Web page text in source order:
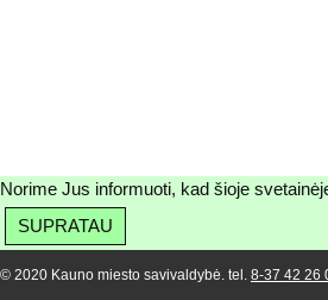
Norime Jus informuoti, kad šioje
SUPRATAU
© 2020 Kauno miesto savivaldybė. tel. 8-37 42 26